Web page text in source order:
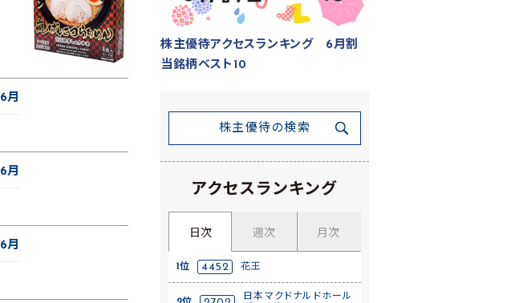
6月
6月
6月
株主優待アクセスランキング 6月割
当銘柄ベスト10
株主優待の検索
アクセスランキング
日次 週次 月次
1位 4452 花王
日本マクドナルドホール